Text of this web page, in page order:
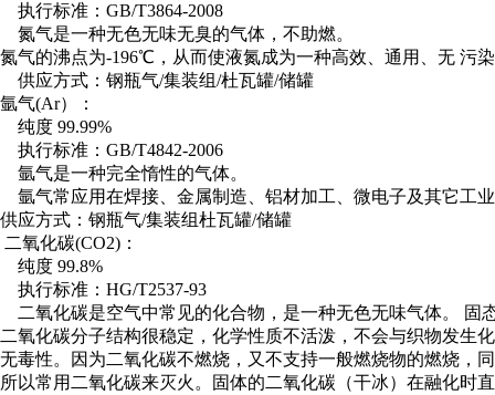
执行标准：GB/T3864-2008
氮气是一种无色无味无臭的气体，不助燃。
氮气的沸点为-196℃，从而使液氮成为一种高效、通用、无 污
供应方式：钢瓶气/集装组/杜瓦罐/储罐
氩气(Ar）：
纯度 99.99%
执行标准：GB/T4842-2006
氩气是一种完全惰性的气体。
氩气常应用在焊接、金属制造、铝材加工、微电子及其它工
供应方式：钢瓶气/集装组杜瓦罐/储罐
二氧化碳(CO2)：
纯度 99.8%
执行标准：HG/T2537-93
二氧化碳是空气中常见的化合物，是一种无色无味气体。 固
二氧化碳分子结构很稳定，化学性质不活泼，不会与织物发生
无毒性。因为二氧化碳不燃烧，又不支持一般燃烧物的燃烧，
所以常用二氧化碳来灭火。固体的二氧化碳（干冰）在融化时